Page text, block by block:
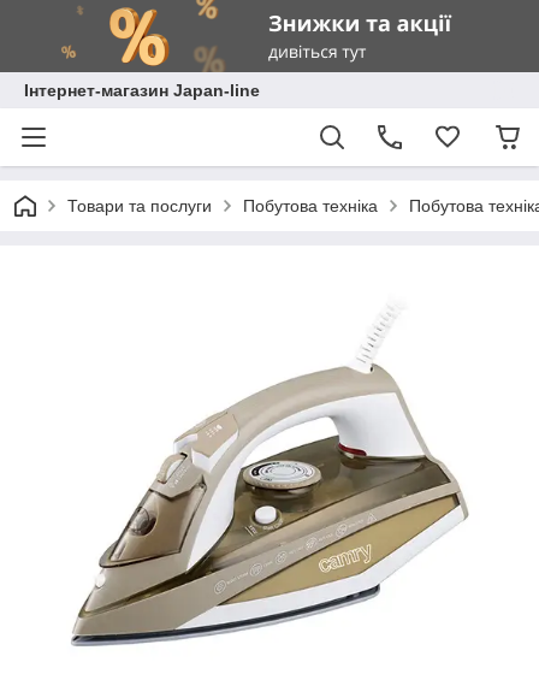
Інтернет-магазин Japan-line
Товари та послуги Побутова техніка Побутова